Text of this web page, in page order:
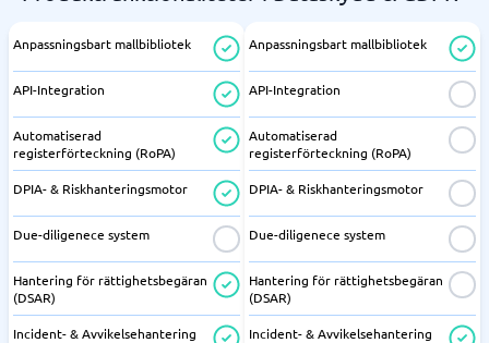
Anpassningsbart mallbibliotek
API-Integration
Automatiserad
registerförteckning (RoPA)
DPIA- & Riskhanteringsmotor
Due-diligenece system
Hantering för rättighetsbegäran
(DSAR)
Incident- & Avvikelsehantering
Anpassningsbart mallbibliotek
API-Integration
Automatiserad
registerförteckning (RoPA)
DPIA- & Riskhanteringsmotor
Due-diligenece system
Hantering för rättighetsbegäran
(DSAR)
Incident- & Avvikelsehantering